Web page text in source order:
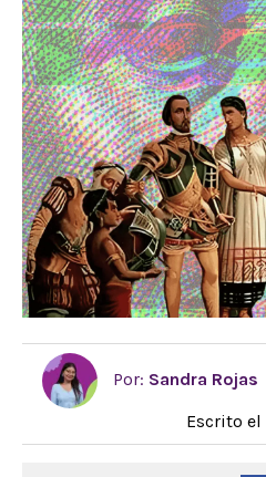
Por: Sandra Rojas
Escrito el